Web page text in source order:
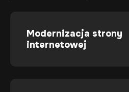
Modernizacja strony
internetowej